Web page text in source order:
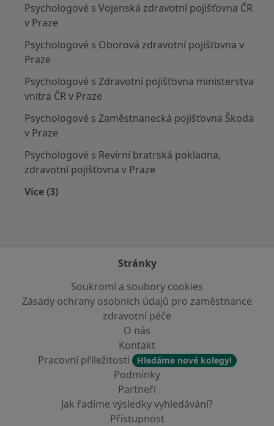
Psychologové s Vojenská zdravotní pojišťovna ČR
v Praze
Psychologové s Oborová zdravotní pojišťovna v
Praze
Psychologové s Zdravotní pojišťovna ministerstva
vnitra ČR v Praze
Psychologové s Zaměstnanecká pojišťovna Škoda
v Praze
Psychologové s Revírní bratrská pokladna,
zdravotní pojišťovna v Praze
Více (3)
Stránky
Soukromí a soubory cookies
Zásady ochrany osobních údajů pro zaměstnance
zdravotní péče
O nás
Kontakt
Pracovní příležitosti
Hledáme nové kolegy!
Podmínky
Partneři
Jak řadíme výsledky vyhledávání?
Přístupnost